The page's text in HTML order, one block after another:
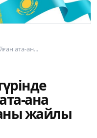
ата-ан...
ана
жайлы